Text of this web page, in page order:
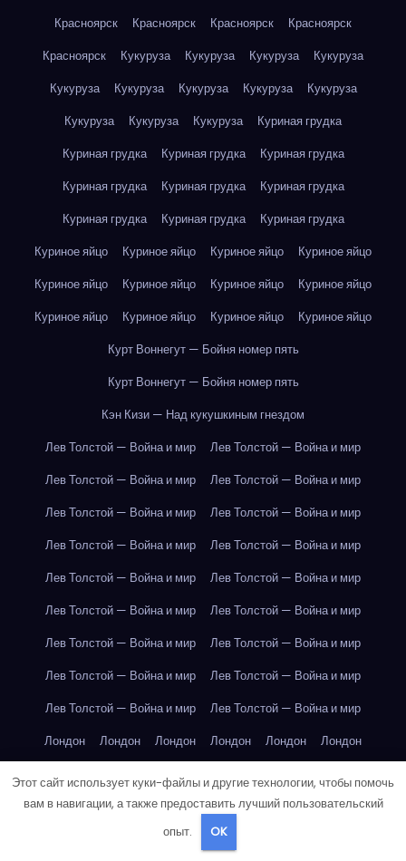
Красноярск
Красноярск Красноярск
Красноярск
Красноярск
Кукуруза Кукуруза Кукуруза
Кукуруза
Кукуруза
Кукуруза Кукуруза Кукуруза
Кукуруза
Кукуруза
Кукуруза Кукуруза
Куриная грудка
Куриная грудка
Куриная грудка
Куриная грудка
Куриная грудка
Куриная грудка
Куриная грудка
Куриная грудка
Куриная грудка
Куриная грудка
Куриное яйцо
Куриное яйцо Куриное яйцо
Куриное яйцо
Куриное яйцо
Куриное яйцо Куриное яйцо
Куриное яйцо
Куриное яйцо
Куриное яйцо Куриное яйцо
Куриное яйцо
Курт Воннегут — Бойня номер пять
Курт Воннегут — Бойня номер пять
Кэн Кизи — Над кукушкиным гнездом
Лев Толстой — Война и мир
Лев Толстой — Война и мир
Лев Толстой — Война и мир
Лев Толстой — Война и мир
Лев Толстой — Война и мир
Лев Толстой — Война и мир
Лев Толстой — Война и мир
Лев Толстой — Война и мир
Лев Толстой — Война и мир
Лев Толстой — Война и мир
Лев Толстой — Война и мир
Лев Толстой — Война и мир
Лев Толстой — Война и мир
Лев Толстой — Война и мир
Лев Толстой — Война и мир
Лев Толстой — Война и мир
Лев Толстой — Война и мир
Лев Толстой — Война и мир
Лондон
Лондон Лондон Лондон Лондон
Лондон
Лондон
Лондон
Лондон
Лондон Лондон Лондон Лондон
Лондон
Лондон Лондон
Этот сайт использует куки-файлы и другие технологии, чтобы помочь
вам в навигации, а также предоставить лучший пользовательский
опыт.
OK